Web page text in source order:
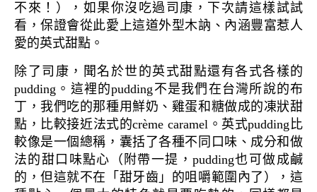
不來！），如果你沒吃過司康，下次請這樣試試
看，保證會從此愛上這道外型木訥、內涵豐富惹人
愛的英式甜點。
除了司康，聞名於世的英式甜點還有各式各樣的
pudding。這裡的pudding不是我們在台灣所說的布
丁，我們吃的那種用鮮奶、雞蛋和糖做成的凍狀甜
點，比較接近法式的crème caramel。英式pudding比
較像是一個總稱，囊括了各種不同口味、成分和做
法的甜口味點心（附帶一提，pudding也可做成鹹
的，但這就不在「甜牙齒」的咀嚼範圍內了），這